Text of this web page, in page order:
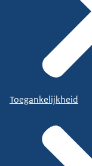
Toegankelijkheid